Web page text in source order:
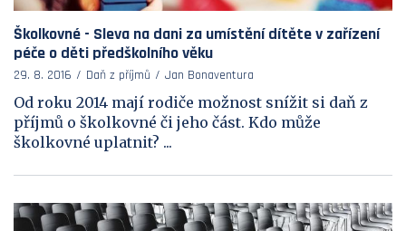
Školkovné - Sleva na dani za umístění dítěte v zařízení
péče o děti předškolního věku
29. 8. 2016 Daň z příjmů Jan Bonaventura
Od roku 2014 mají rodiče možnost snížit si daň z
příjmů o školkovné či jeho část. Kdo může
školkovné uplatnit? ...